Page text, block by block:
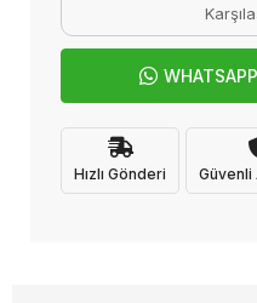
Hızlı Gönderi Güvenli